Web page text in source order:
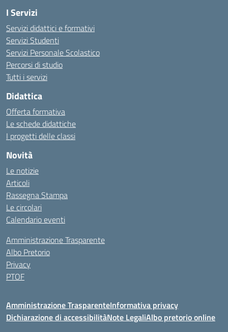
I Servizi
Servizi didattici e formativi
Servizi Studenti
Servizi Personale Scolastico
Percorsi di studio
Tutti i servizi
Didattica
Offerta formativa
Le schede didattiche
I progetti delle classi
Novità
Le notizie
Articoli
Rassegna Stampa
Le circolari
Calendario eventi
Amministrazione Trasparente
Albo Pretorio
Privacy
PTOF
Amministrazione TrasparenteInformativa privacy
Dichiarazione di accessibilitàNote LegaliAlbo pretorio online